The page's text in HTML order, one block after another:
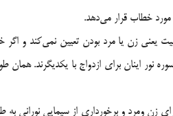
مورد خطاب قرار مي‌دهد.
يعني زن يا مرد بودن تعيين نمي‌كند و اگر
دارند براي خبيثون (مردان ناپاك) هستند و البته طبق آيه 26 سوره نور اينان براي
زن ومرد و برخورداري از سيمايي نوراني